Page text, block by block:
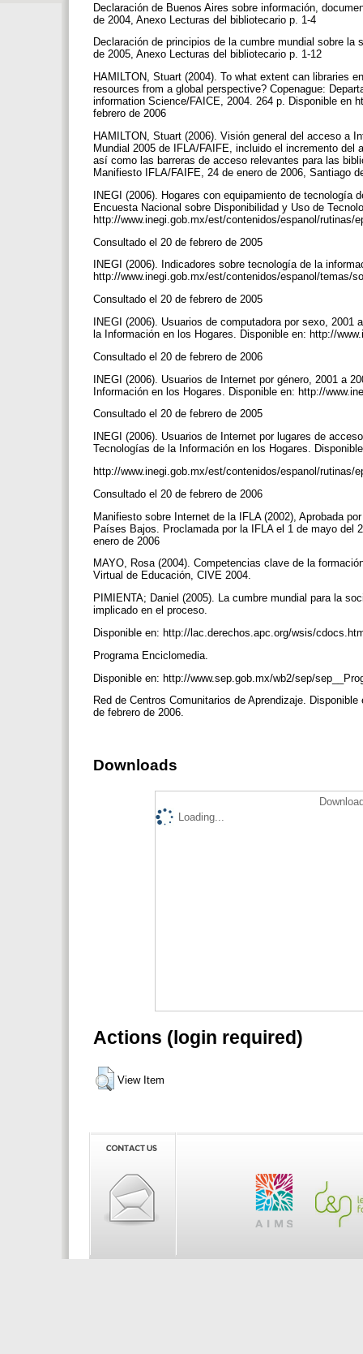
Declaración de Buenos Aires sobre información,
de 2004, Anexo Lecturas del bibliotecario p. 1-4
Declaración de principios de la cumbre mundial sobre
de 2005, Anexo Lecturas del bibliotecario p. 1-12
HAMILTON, Stuart (2004). To what extent can libraries
resources from a global perspective? Copenague:
information Science/FAICE, 2004. 264 p. Disponible en
febrero de 2006
HAMILTON, Stuart (2006). Visión general del acceso a
Mundial 2005 de IFLA/FAIFE, incluido el incremento
así como las barreras de acceso relevantes para las
Manifiesto IFLA/FAIFE, 24 de enero de 2006, Santiago
INEGI (2006). Hogares con equipamiento de
Encuesta Nacional sobre Disponibilidad y Uso de
http://www.inegi.gob.mx/est/contenidos/espanol/rutinas/
Consultado el 20 de febrero de 2005
INEGI (2006). Indicadores sobre tecnología de la
http://www.inegi.gob.mx/est/contenidos/espanol/temas/
Consultado el 20 de febrero de 2005
INEGI (2006). Usuarios de computadora por sexo,
la Información en los Hogares. Disponible en: http://
Consultado el 20 de febrero de 2006
INEGI (2006). Usuarios de Internet por género, 2001 a
Información en los Hogares. Disponible en: http://
Consultado el 20 de febrero de 2005
INEGI (2006). Usuarios de Internet por lugares de
Tecnologías de la Información en los Hogares.
http://www.inegi.gob.mx/est/contenidos/espanol/rutinas/
Consultado el 20 de febrero de 2006
Manifiesto sobre Internet de la IFLA (2002), Aprobada
Países Bajos. Proclamada por la IFLA el 1 de mayo del
enero de 2006
MAYO, Rosa (2004). Competencias clave de la
Virtual de Educación, CIVE 2004.
PIMIENTA; Daniel (2005). La cumbre mundial para la
implicado en el proceso.
Disponible en: http://lac.derechos.apc.org/wsis/
Programa Enciclomedia.
Disponible en: http://www.sep.gob.mx/wb2/sep/
Red de Centros Comunitarios de Aprendizaje.
de febrero de 2006.
Downloads
Loading...
Actions (login required)
View Item